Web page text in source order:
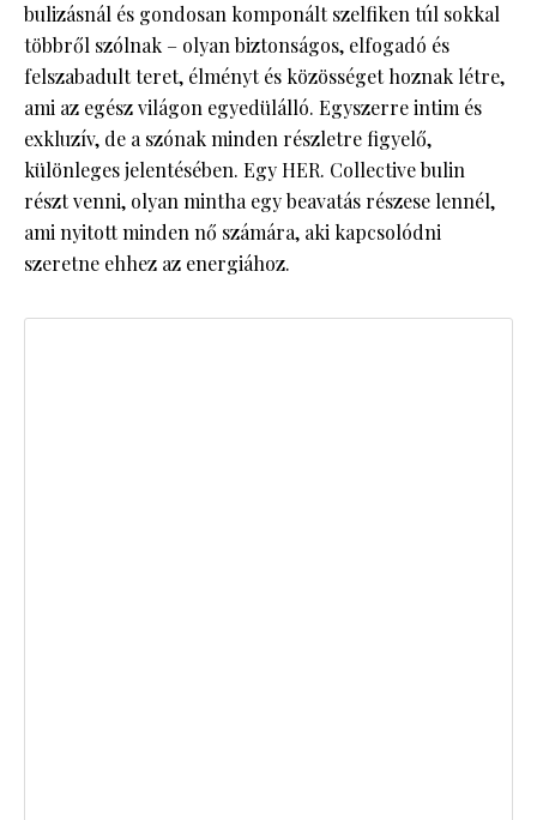
bulizásnál és gondosan komponált szelfiken túl sokkal
többről szólnak – olyan biztonságos, elfogadó és
felszabadult teret, élményt és közösséget hoznak létre,
ami az egész világon egyedülálló. Egyszerre intim és
exkluzív, de a szónak minden részletre figyelő,
különleges jelentésében. Egy HER. Collective bulin
részt venni, olyan mintha egy beavatás részese lennél,
ami nyitott minden nő számára, aki kapcsolódni
szeretne ehhez az energiához.